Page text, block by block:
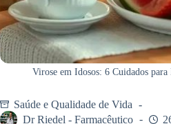
Virose em Idosos: 6 Cuidados
Saúde e Qualidade de Vida
Dr Riedel - Farmacêutico